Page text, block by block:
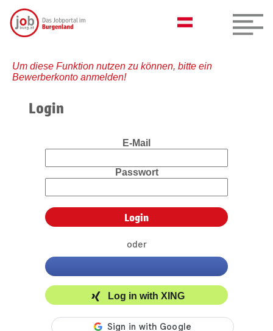
Um diese Funktion nutzen zu können, bitte ein
Bewerberkonto anmelden!
Login
E-Mail
Passwort
oder
Log in with XING